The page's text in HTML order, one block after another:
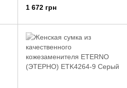
GURIANOFF (ГАЛА
ГУРЬЯНОВ) GG1269-10
1 672 грн